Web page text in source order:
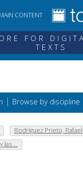
CONTENT
FOR
TEXTS
| Browse by discipline
Rodríguez Prieto,
las ...